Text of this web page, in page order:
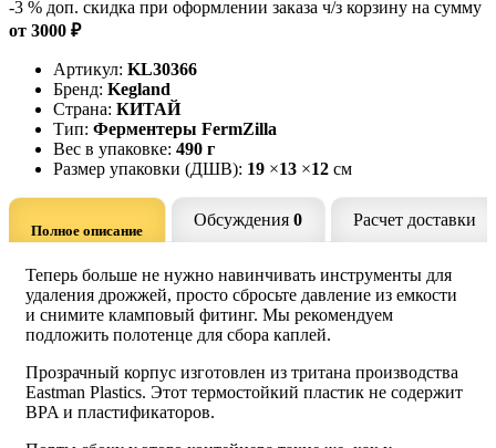
-3 % доп. скидка при оформлении заказа ч/з корзину на сумму
от 3000 ₽
Артикул: KL30366
Бренд: Kegland
Страна: КИТАЙ
Тип: Ферментеры FermZilla
Вес в упаковке: 490 г
Размер упаковки (ДШВ): 19 ×13 ×12 см
Полное описание
Обсуждения 0 Расчет доставки
Теперь больше не нужно навинчивать инструменты для
удаления дрожжей, просто сбросьте давление из емкости
и снимите кламповый фитинг. Мы рекомендуем
подложить полотенце для сбора каплей.
Прозрачный корпус изготовлен из тритана производства
Eastman Plastics. Этот термостойкий пластик не содержит
BPA и пластификаторов.